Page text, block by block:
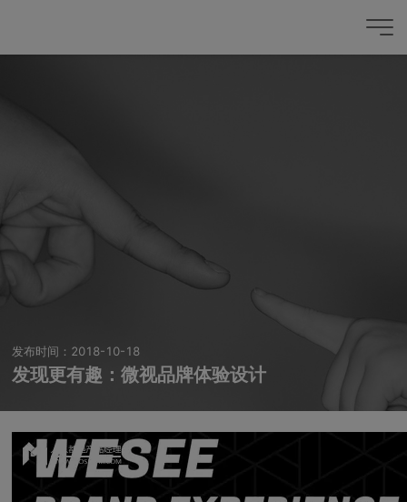
发布时间：2018-10-18
发现更有趣：微视品牌体验设计